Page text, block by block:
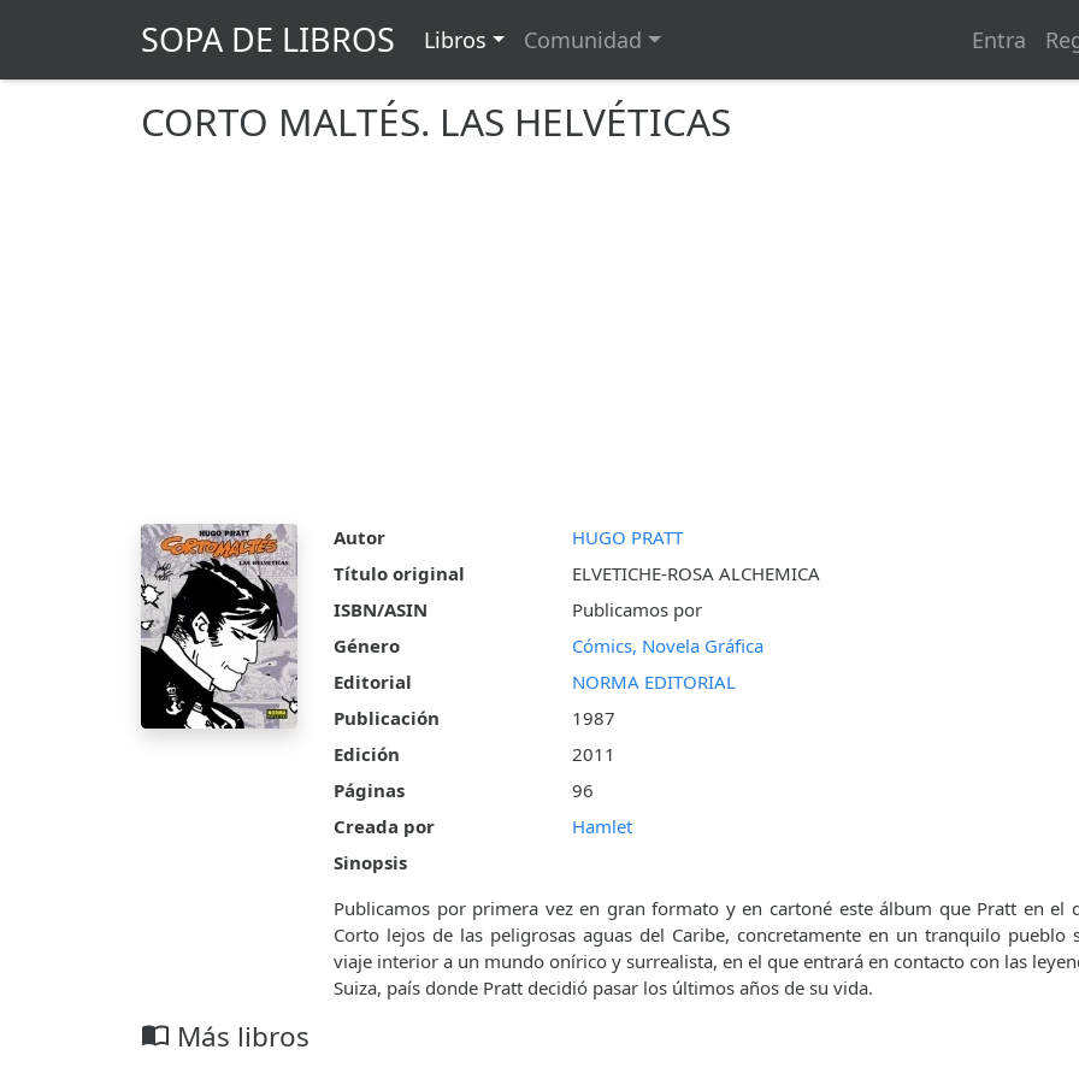
SOPA DE LIBROS Libros Comunidad Entra
CORTO MALTÉS. LAS HELVÉTICAS
Autor
HUGO PRATT
Título original
ELVETICHE-ROSA ALCHEMICA
ISBN/ASIN
Publicamos por
Género
Cómics, Novela Gráfica
Editorial
NORMA EDITORIAL
Publicación
1987
Edición
2011
Páginas
96
Creada por
Hamlet
Sinopsis
Publicamos por primera vez en gran formato y en cartoné este álbum que Pratt en el
Corto lejos de las peligrosas aguas del Caribe, concretamente en un tranquilo pueblo
viaje interior a un mundo onírico y surrealista, en el que entrará en contacto con las
Suiza, país donde Pratt decidió pasar los últimos años de su vida.
import_contacts Más libros